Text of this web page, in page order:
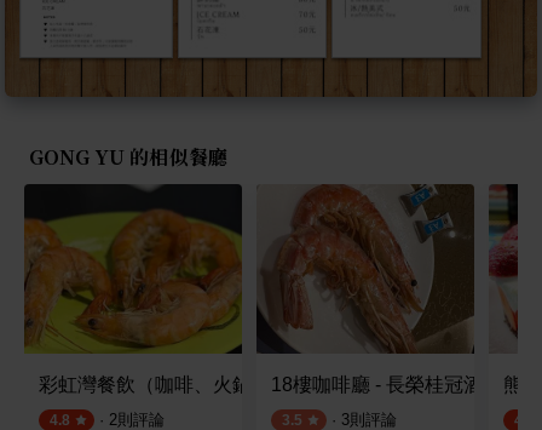
GONG YU 的相似餐廳
彩虹灣餐飲（咖啡、火鍋、下午茶）
4.8 · 2則評論
18樓咖啡廳 - 長榮桂冠酒店
3.5 · 3則評論
熊
4.5